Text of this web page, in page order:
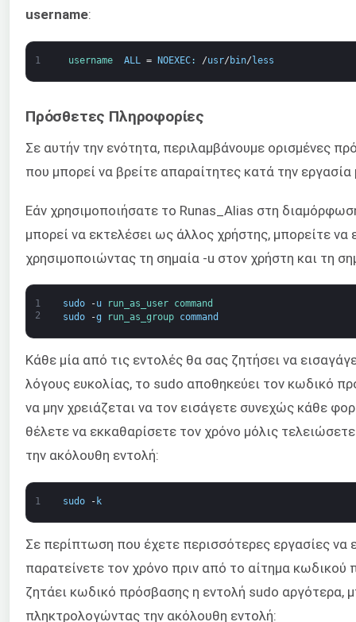
username:
1 username ALL = NOEXEC: /usr/ bin/less
Πρόσθετες Πληροφορίες
Σε αυτήν την ενότητα, περιλαμβάνουμε ορισμένες
που μπορεί να βρείτε απαραίτητες κατά την
Εάν χρησιμοποιήσατε το Runas_Alias στη
μπορεί να εκτελέσει ως άλλος χρήστης, μπορείτε
χρησιμοποιώντας τη σημαία -u στον χρήστη και τη
1
2
sudo -u run_as_user command
sudo
-g run_as_group command
Κάθε μία από τις εντολές θα σας ζητήσει να
λόγους ευκολίας, το sudo αποθηκεύει τον κωδικό
να μην χρειάζεται να τον εισάγετε συνεχώς κάθε
θέλετε να εκκαθαρίσετε τον χρόνο μόλις
την ακόλουθη εντολή:
1 sudo - k
Σε περίπτωση που έχετε περισσότερες εργασίες να
παρατείνετε τον χρόνο πριν από το αίτημα
ζητάει κωδικό πρόσβασης η εντολή sudo αργότερα,
πληκτρολογώντας την ακόλουθη εντολή: